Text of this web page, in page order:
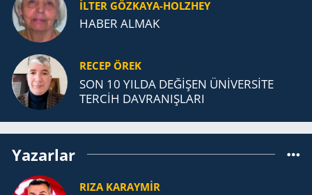
İLTER GÖZKAYA-HOLZHEY
HABER ALMAK
RECEP ÖREK
SON 10 YILDA DEĞİŞEN ÜNİVERSİTE
TERCİH DAVRANIŞLARI
Yazarlar
RIZA KARAYMIR